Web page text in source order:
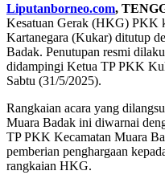
Liputanborneo.com,
Kesatuan Gerak (HKG) PKK
Kartanegara (Kukar) ditutup
Badak. Penutupan resmi
didampingi Ketua TP PKK
Sabtu (31/5/2025).
Rangkaian acara yang
Muara Badak ini diwarnai
TP PKK Kecamatan Muara
pemberian penghargaan
rangkaian HKG.